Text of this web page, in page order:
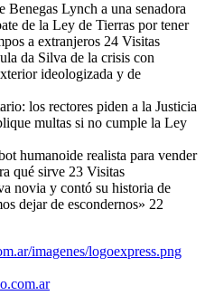
Benegas Lynch a una senadora
de la Ley de Tierras por tener
a extranjeros 24 Visitas
da Silva de la crisis con
ideologizada y de
los rectores piden a la Justicia
multas si no cumple la Ley
humanoide realista para vender
qué sirve 23 Visitas
novia y contó su historia de
dejar de escondernos» 22